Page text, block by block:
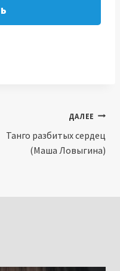
ДАЛЕЕ
Танго разбитых сердец
(Маша Ловыгина)